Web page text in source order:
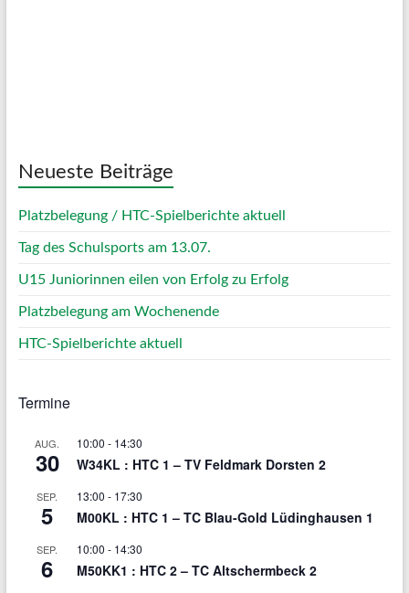
Neueste Beiträge
Platzbelegung / HTC-Spielberichte aktuell
Tag des Schulsports am 13.07.
U15 Juniorinnen eilen von Erfolg zu Erfolg
Platzbelegung am Wochenende
HTC-Spielberichte aktuell
Termine
AUG.
30
10:00 - 14:30
W34KL : HTC 1 – TV Feldmark Dorsten 2
SEP.
5
13:00 - 17:30
M00KL : HTC 1 – TC Blau-Gold Lüdinghausen 1
SEP.
6
10:00 - 14:30
M50KK1 : HTC 2 – TC Altschermbeck 2